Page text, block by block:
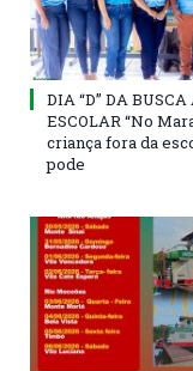
DIA “D” DA
ESCOLAR “No
criança fora da
pode